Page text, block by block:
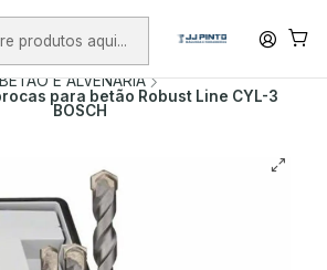
EM ENCOMENDAS +75€ (excepto ilhas)
ACESSÓRIOS
E ALVENARIA
para betão Robust Line CYL-3
BOSCH